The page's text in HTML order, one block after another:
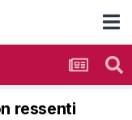
ressenti